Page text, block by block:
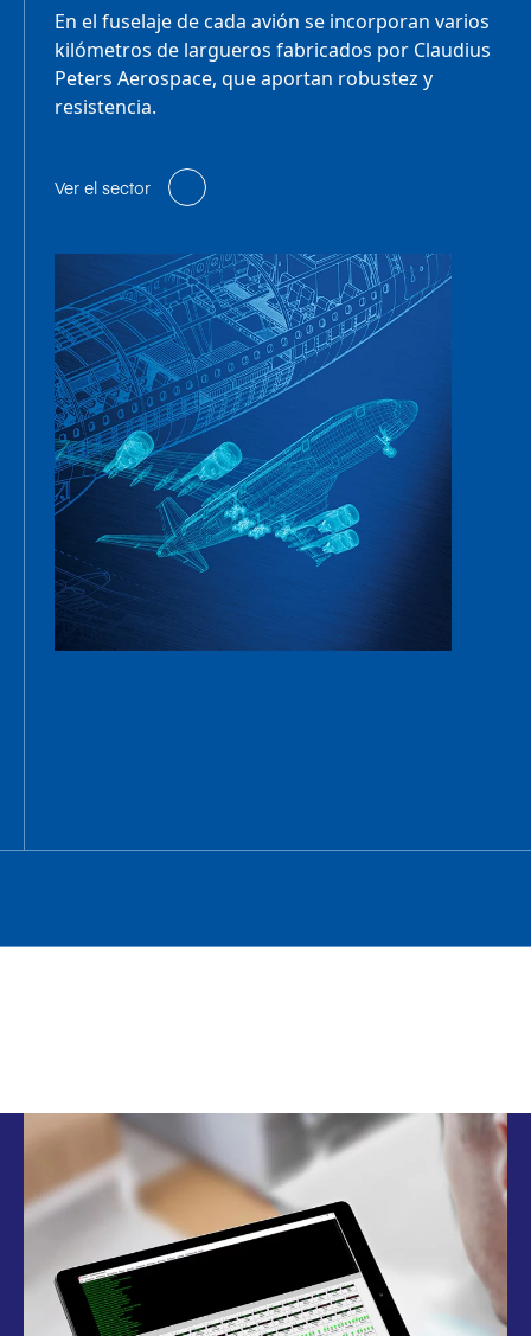
En el fuselaje de cada avión se incorporan varios
kilómetros de largueros fabricados por Claudius
Peters Aerospace, que aportan robustez y
resistencia.
Ver el sector